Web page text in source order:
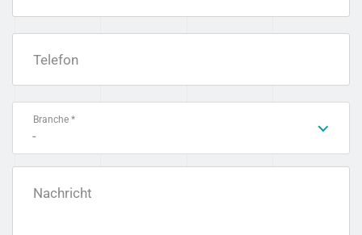
Telefon
Branche *
-
Nachricht